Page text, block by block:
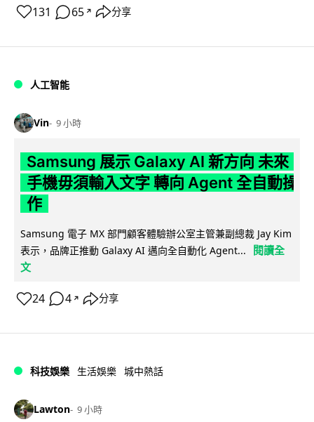
131 65 ↗ 分享
人工智能
Vin 9 小時
Samsung 展示 Galaxy AI 新方向 未來
手機毋須輸入文字 轉向 Agent 全自動操
作
Samsung 電子 MX 部門顧客體驗辦公室主管兼副總裁 Jay Kim
表示，品牌正推動 Galaxy AI 邁向全自動化 Agent...
閱讀全
文
24 4 ↗ 分享
科技娛樂 生活娛樂 城中熱話
Lawton 9 小時